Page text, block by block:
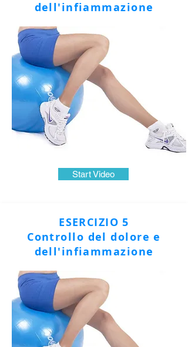
dell'infiammazione
Start Video
ESERCIZIO 5
Controllo del dolore e
dell'infiammazione